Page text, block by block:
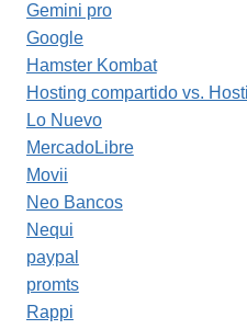
Gemini pro
Google
Hamster Kombat
Hosting compartido vs.
Lo Nuevo
MercadoLibre
Movii
Neo Bancos
Nequi
paypal
promts
Rappi